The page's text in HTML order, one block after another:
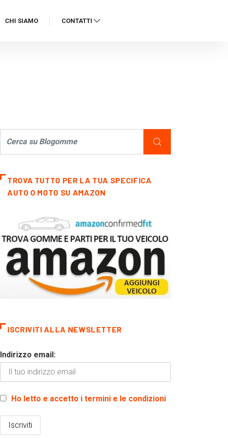
CHI SIAMO CONTATTI
TROVA TUTTO PER LA TUA SPECIFICA
AUTO O MOTO SU AMAZON
ISCRIVITI ALLA NEWSLETTER
Indirizzo email:
Ho letto e accetto i termini e le condizioni